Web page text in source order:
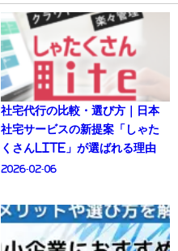
社宅代行の比較・選び方｜日本
社宅サービスの新提案「しゃた
くさんLite」が選ばれる理由
2026-02-06